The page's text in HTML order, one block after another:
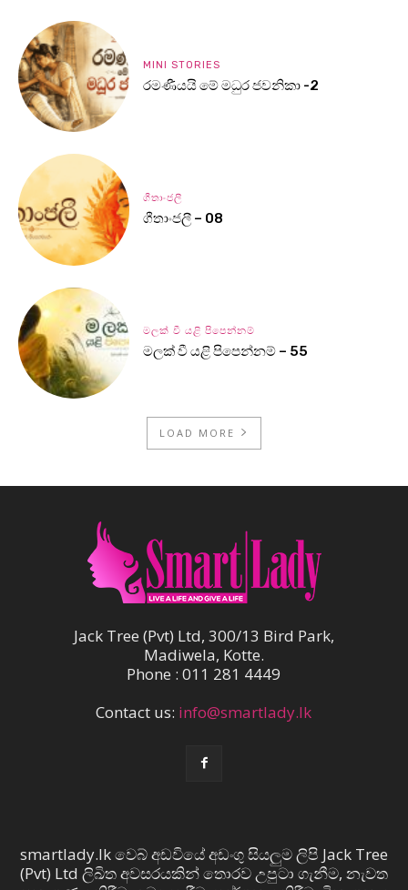
MINI STORIES
රමණීයයි මේ මධුර ජවනිකා -2
ගීතාංජලී
ගීතාංජලී – 08
මලක් වී යළි පිපෙන්නම්
මලක් වී යළි පිපෙන්නම් – 55
LOAD MORE
Jack Tree (Pvt) Ltd, 300/13 Bird Park,
Madiwela, Kotte.
Phone : 011 281 4449
Contact us: info@smartlady.lk
smartlady.lk වෙබ් අඩවියේ අඩංගු සියලුම ලිපි Jack Tree
(Pvt) Ltd ලිඛිත අවසරයකින් තොරව උපුටා ගැනීම, නැවත